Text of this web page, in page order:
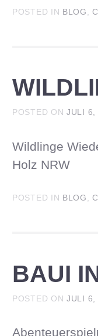
POSTED IN BLOG ,
POSTED ONJULI 6,
Wildlinge
Holz NRW
POSTED IN BLOG ,
BAUI
POSTED ONJULI 6,